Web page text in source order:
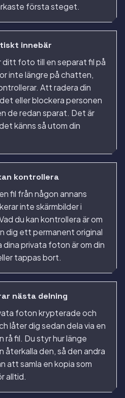
första steget.
innebär
ditt foto till en separat fil på
inte längre på chatten,
Att radera din
eller blockera personen
de redan sparat. Det är
känns så utom din
kontrollera
fil från någon annans
inte skärmbilder i
du kan kontrollera är om
dig ett permanent original
dina privata foton är om din
tappas bort.
nästa delning
foton krypterade och
låter dig sedan dela via en
rå fil. Du styr hur länge
återkalla den, så den andra
att samla en kopia som
alltid.